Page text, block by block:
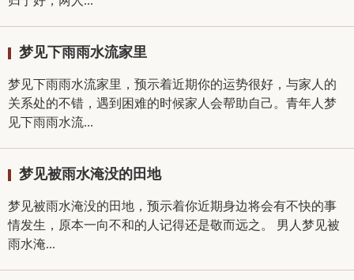
梦见下雨雨水流家里
梦见下雨雨水流家里，预示着近期你的运势很好，与家人的
关系处的不错，遇到困难的时候家人会帮助自己。青年人梦
见下雨雨水流...
梦见被雨水淹没的田地
梦见被雨水淹没的田地，预示着你近期身边将会有不快的事
情发生，原本一向不和的人记得还是敬而远之。 男人梦见被
雨水淹...